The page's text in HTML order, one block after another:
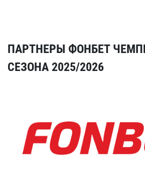
ПАРТНЕРЫ ФОНБЕТ
СЕЗОНА 2025/2026